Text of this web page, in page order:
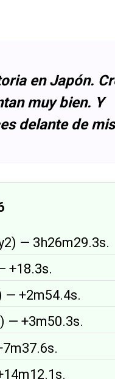
en Japón.
muy bien. Y
delante de mis
— 3h26m29.3s.
+18.3s.
— +2m54.4s.
— +3m50.3s.